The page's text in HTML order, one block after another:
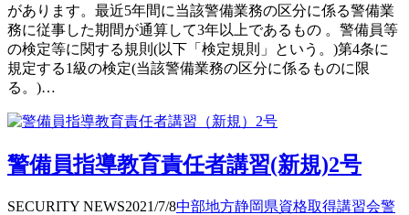
があります。最近5年間に当該警備業務の区分に係る警備業
務に従事した期間が通算して3年以上であるもの 。警備員等
の検定等に関する規則(以下「検定規則」という。)第4条に
規定する1級の検定(当該警備業務の区分に係るものに限
る。)…
警備員指導教育責任者講習(新規)2号
SECURITY NEWS2021/7/8中部地方静岡県資格取得講習会警